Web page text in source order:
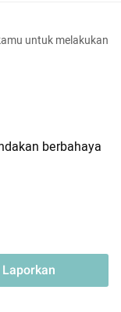
untuk melakukan
berbahaya
Laporkan